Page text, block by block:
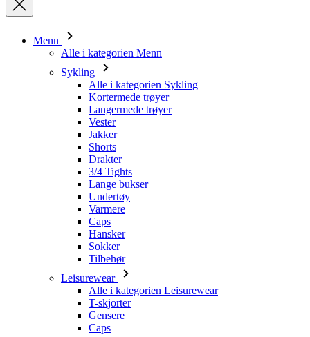
Langermede trøyer
Vester
Jakker
Shorts
Drakter
3/4 Tights
Lange bukser
Undertøy
Varmere
Caps
Hansker
Sokker
Tilbehør
Leisurewear
Alle i kategorien Leisurewear
T-skjorter
Gensere
Triathlon
Alle i kategorien Triathlon
Topper
Drakter